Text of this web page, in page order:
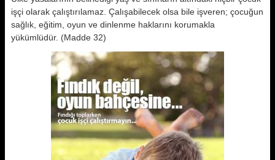
işçi olarak çalıştırılamaz. Çalışabilecek olsa bile işveren; çocuğun
sağlık, eğitim, oyun ve dinlenme haklarını korumakla
yükümlüdür. (Madde 32)